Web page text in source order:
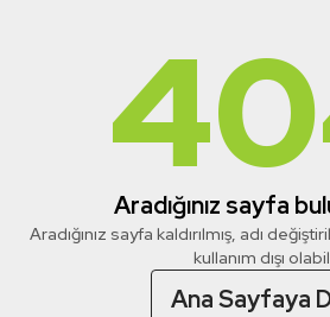
Aradığınız sayfa
Aradığınız sayfa kaldırılmış, adı
kullanım dışı
Ana Sayfaya